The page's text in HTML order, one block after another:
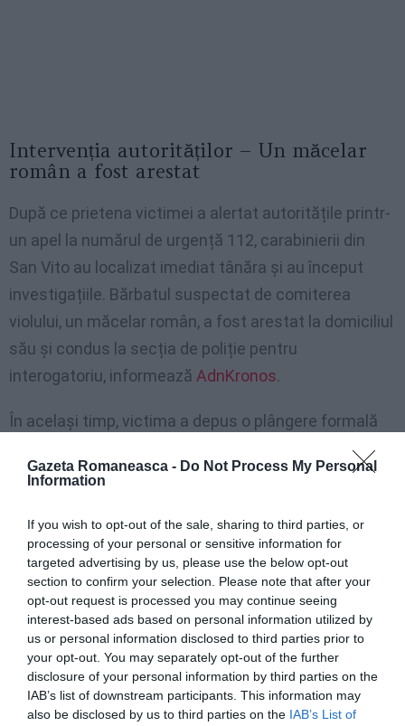
Gazeta Romaneasca - Do Not Process My Personal
Information
If you wish to opt-out of the sale, sharing to third parties, or
processing of your personal or sensitive information for
targeted advertising by us, please use the below opt-out
section to confirm your selection. Please note that after your
opt-out request is processed you may continue seeing
interest-based ads based on personal information utilized by
us or personal information disclosed to third parties prior to
your opt-out. You may separately opt-out of the further
disclosure of your personal information by third parties on the
IAB’s list of downstream participants. This information may
also be disclosed by us to third parties on the IAB’s List of
Intervenția autorităților – Un măcelar
român a fost arestat
După ce prietena victimei a alertat autoritățile printr-
un apel la numărul de urgență 112, carabinierii din
San Vito au localizat imediat tânăra și au început
investigațiile. Bărbatul suspectat de comiterea
violului, un măcelar român, a fost arestat la domiciliul
său și condus la secția de poliție pentru
interogatoriu, informează AdnKronos.
În același timp, victima a depus o plângere formală
pentru violență sexuală la secția de carabinieri din
Villaputzu. Suspectul, în prezent, se află în arest la
►Șoc la Ponza, italian de 30 de ani intră în casa
vecinilor și violează o româncă de 16 ani: este
cercetat, dar liber
Comunitatea locală din Villaputzu este profund
tulburată de acest incident. Autoritățile locale și
organizațiile de protecție a victimelor violenței